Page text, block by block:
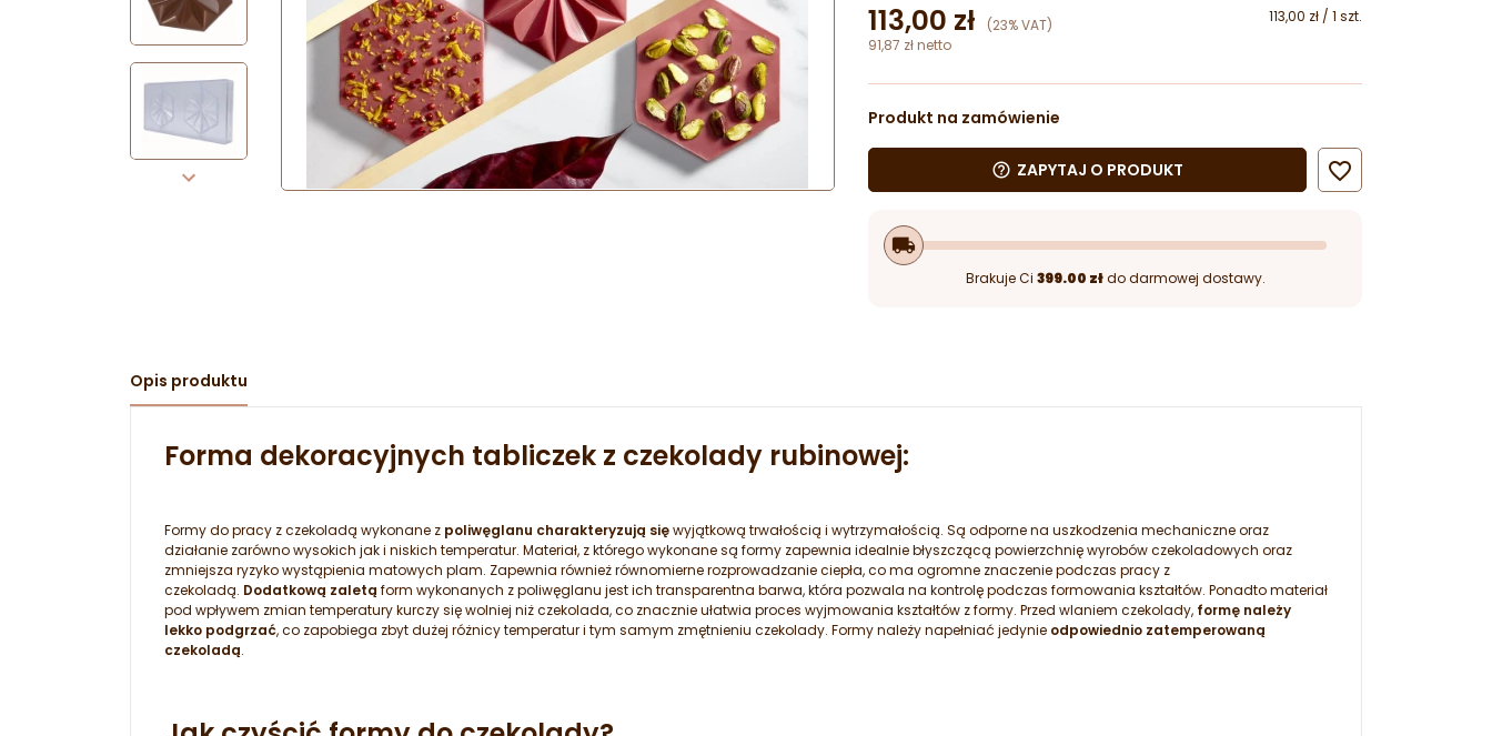
113,00 zł (23% VAT)
113,00 zł / 1 szt.
91,87 zł netto
Produkt na zamówienie
help_outline ZAPYTAJ O PRODUKT 
local_shipping
Brakuje Ci 399.00 złdo darmowej dostawy.
Opis produktu
Forma dekoracyjnych tabliczek z czekolady rubinowej:
Formy do pracy z czekoladą wykonane z poliwęglanu charakteryzują sięwyjątkową trwałością i wytrzymałością. Są odporne na uszkodzenia mechaniczne oraz
działanie zarówno wysokich jak i niskich temperatur. Materiał, z którego wykonane są formy zapewnia idealnie błyszczącą powierzchnię wyrobów czekoladowych oraz
zmniejsza ryzyko wystąpienia matowych plam. Zapewnia również równomierne rozprowadzanie ciepła, co ma ogromne znaczenie podczas pracy z
czekoladą. Dodatkową zaletą form wykonanych z poliwęglanu jest ich transparentna barwa, która pozwala na kontrolę podczas formowania kształtów. Ponadto materiał
pod wpływem zmian temperatury kurczy się wolniej niż czekolada, co znacznie ułatwia proces wyjmowania kształtów z formy. Przed wlaniem czekolady, formę należy
lekko podgrzać, co zapobiega zbyt dużej różnicy temperatur i tym samym zmętnieniu czekolady. Formy należy napełniać jedynie odpowiednio zatemperowaną
czekoladą.